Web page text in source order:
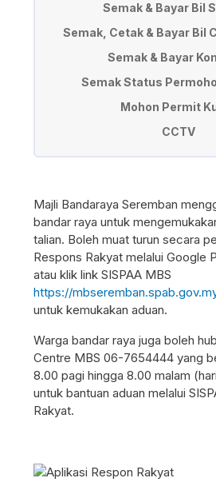
Semak & Bayar Bil
Semak, Cetak & Bayar Bil
Semak & Bayar
Semak Status
Mohon Permit
CCTV
Majli Bandaraya Seremban
bandar raya untuk
talian. Boleh muat turun secara
Respons Rakyat melalui Google
atau klik link SISPAA MBS
https://
untuk kemukakan aduan.
Warga bandar raya juga boleh
Centre MBS 06-7654444 yang
8.00 pagi hingga 8.00 malam
untuk bantuan aduan melalui
Rakyat.